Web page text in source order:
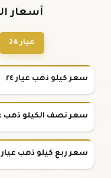
أسعار
عيار 24
سعر كيلو ذهب عيار ٢٤
سعر نصف الكيلو ذهب
سعر ربع كيلو ذهب عيار ٢٤